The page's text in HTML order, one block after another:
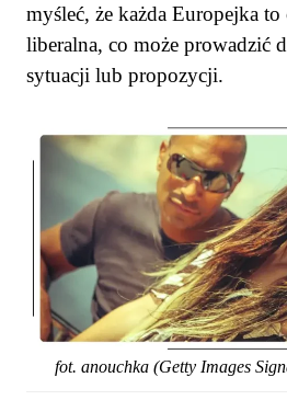
myśleć, że każda Europejka
liberalna, co może prowadzić
sytuacji lub propozycji.
fot. anouchka (Getty Images